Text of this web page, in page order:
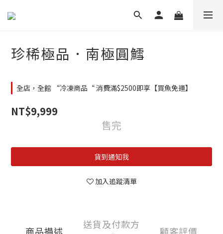
珍稀極品．南極圓鱈
全店，全館 “冷凍商品“ 消費滿$2500即享【買魚免運】
NT$9,999
售完
貨到通知我
加入追蹤清單
商品描述
送貨及付款方
顧客評價